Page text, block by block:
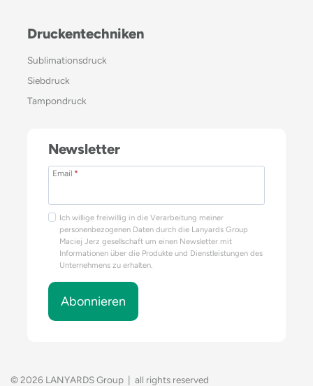
Druckentechniken
Sublimationsdruck
Siebdruck
Tampondruck
Newsletter
Email *
Ich willige freiwillig in die Verarbeitung meiner
personenbezogenen Daten durch die Lanyards Group
Maciej Jerz gesellschaft um einen Newsletter mit
Informationen über die Produkte und Dienstleistungen des
Unternehmens zu erhalten.
Abonnieren
© 2026 LANYARDS Group | all rights reserved